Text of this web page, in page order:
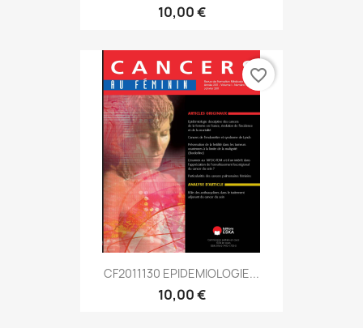
10,00 €
CF2011130 EPIDEMIOLOGIE...
10,00 €
favorite_border